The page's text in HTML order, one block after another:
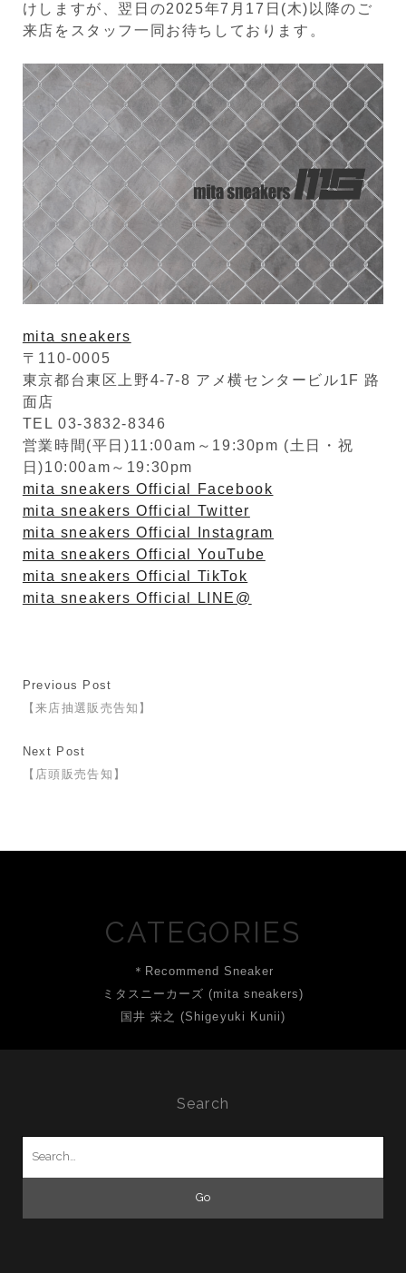
けしますが、翌日の2025年7月17日(木)以降のご
来店をスタッフ一同お待ちしております。
mita sneakers
〒110-0005
東京都台東区上野4-7-8 アメ横センタービル1F 路
面店
TEL 03-3832-8346
営業時間(平日)11:00am～19:30pm (土日・祝
日)10:00am～19:30pm
mita sneakers Official Facebook
mita sneakers Official Twitter
mita sneakers Official Instagram
mita sneakers Official YouTube
mita sneakers Official TikTok
mita sneakers Official LINE@
Previous Post
【来店抽選販売告知】
Next Post
【店頭販売告知】
CATEGORIES
＊Recommend Sneaker
ミタスニーカーズ (mita sneakers)
国井 栄之 (Shigeyuki Kunii)
Search